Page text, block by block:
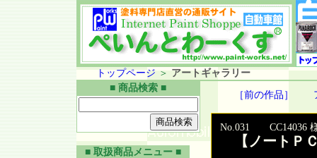
トップページ ＞ アートギャラリー
■ 商品検索 ■
■ 取扱商品メニュー ■
［前の作品］
No.031 CC14036
【ノートＰ